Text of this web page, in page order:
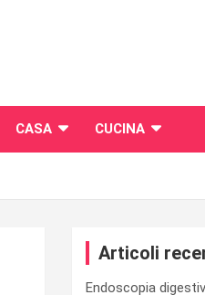
CASA CUCINA
Articoli
Endoscopia